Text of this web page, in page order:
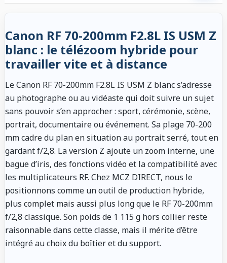
Canon RF 70-200mm F2.8L IS USM Z
blanc : le télézoom hybride pour
travailler vite et à distance
Le Canon RF 70-200mm F2.8L IS USM Z blanc s’adresse
au photographe ou au vidéaste qui doit suivre un sujet
sans pouvoir s’en approcher : sport, cérémonie, scène,
portrait, documentaire ou événement. Sa plage 70-200
mm cadre du plan en situation au portrait serré, tout en
gardant f/2,8. La version Z ajoute un zoom interne, une
bague d’iris, des fonctions vidéo et la compatibilité avec
les multiplicateurs RF. Chez MCZ DIRECT, nous le
positionnons comme un outil de production hybride,
plus complet mais aussi plus long que le RF 70-200mm
f/2,8 classique. Son poids de 1 115 g hors collier reste
raisonnable dans cette classe, mais il mérite d’être
intégré au choix du boîtier et du support.